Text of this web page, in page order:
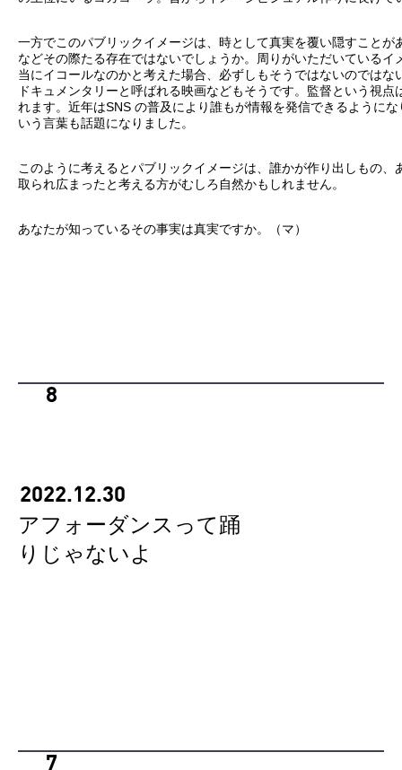
一方でこのパブリックイメージは、時として真実を覆い隠すことが
などその際たる存在ではないでしょうか。周りがいただいているイ
当にイコールなのかと考えた場合、必ずしもそうではないのではな
ドキュメンタリーと呼ばれる映画などもそうです。監督という視点
れます。近年はSNS の普及により誰もが情報を発信できるように
いう言葉も話題になりました。
このように考えるとパブリックイメージは、誰かが作り出しもの、
取られ広まったと考える方がむしろ自然かもしれません。
あなたが知っているその事実は真実ですか。（マ）
2022.12.30
アフォーダンスって踊
りじゃないよ
8
7